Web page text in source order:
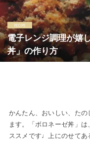
電子レンジ調理が嬉
丼」の作り方
かんたん、おいしい、た
ます。「ボロネーゼ丼」
ススメです♩上にのせてあ